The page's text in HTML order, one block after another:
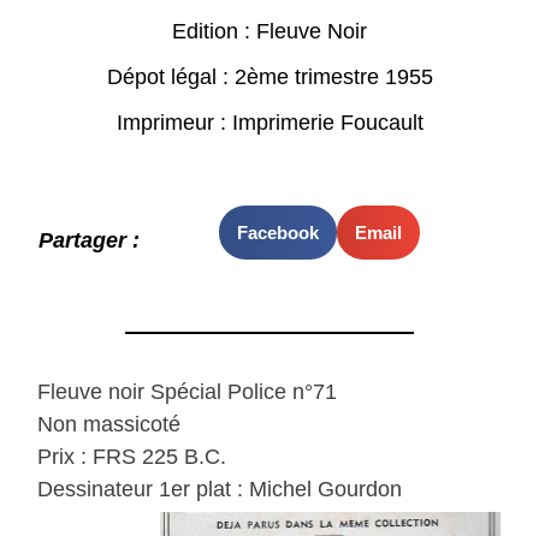
Edition : Fleuve Noir
Dépot légal : 2ème trimestre 1955
Imprimeur : Imprimerie Foucault
Partager : Facebook Email
Fleuve noir Spécial Police n°71
Non massicoté
Prix : FRS 225 B.C.
Dessinateur 1er plat : Michel Gourdon